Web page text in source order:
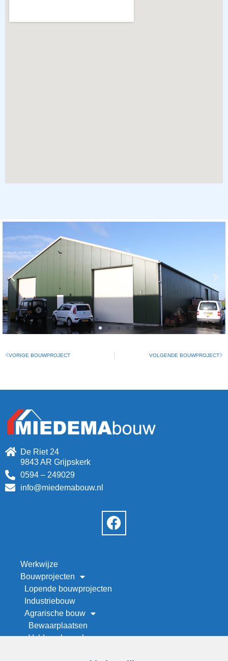
VORIGE BOUWPROJECT VOLGENDE BOUWPROJECT
De Riet 24
9843 AR Grijpskerk
0594 – 249029
info@miedemabouw.nl
Werkwijze
Bouwprojecten
Lopende bouwprojecten
Industriebouw
Agrarische bouw
Bewaarplaatsen
Veld- en kapschuren